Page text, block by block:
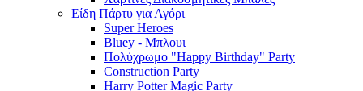
Είδη Πάρτυ για Αγόρι
Super Heroes
Bluey - Μπλουι
Πολύχρωμο "Happy Birthday" Party
Construction Party
Harry Potter Magic Party